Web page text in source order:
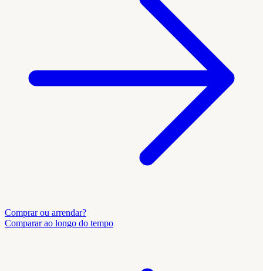
Comprar ou arrendar?
Comparar ao longo do tempo